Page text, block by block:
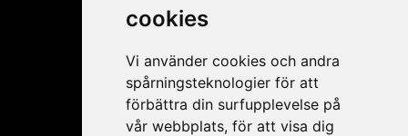
cookies
Vi använder cookies och andra
spårningsteknologier för att
förbättra din surfupplevelse på
vår webbplats, för att visa dig